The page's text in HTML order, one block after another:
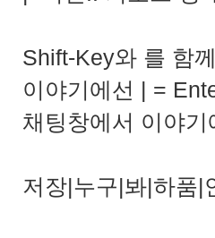
Shift-Key와 를 함
이야기에선 | =
채팅창에서 이야
저장|누구|봐|하품|